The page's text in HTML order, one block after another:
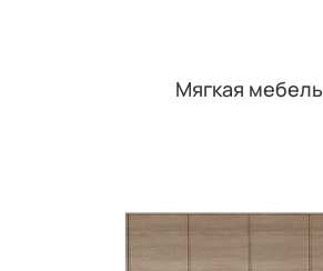
Мягкая мебель